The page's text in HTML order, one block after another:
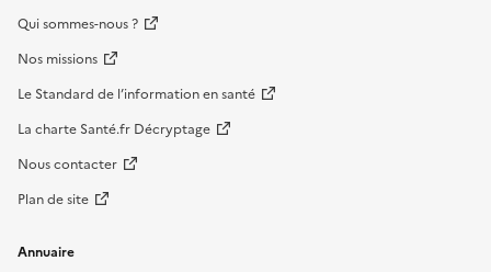
Qui sommes-nous ?
Nos missions
Le Standard de l’information en santé
La charte Santé.fr Décryptage
Nous contacter
Plan de site
Annuaire